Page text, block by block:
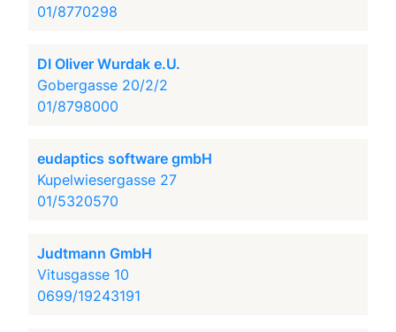
01/8770298
DI Oliver Wurdak e.U.
Gobergasse 20/2/2
01/8798000
eudaptics software gmbH
Kupelwiesergasse 27
01/5320570
Judtmann GmbH
Vitusgasse 10
0699/19243191